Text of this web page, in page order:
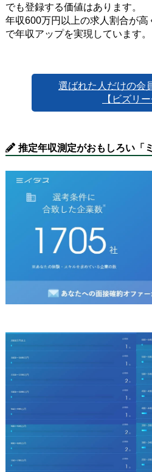
でも登録する価値はあります。
年収600万円以上の求人割合が高
で年収アップを実現しています。
選ばれた人だけの会
【ビズリー
推定年収測定がおもしろい「